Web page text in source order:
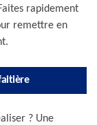
rapidement
remettre en
? Une